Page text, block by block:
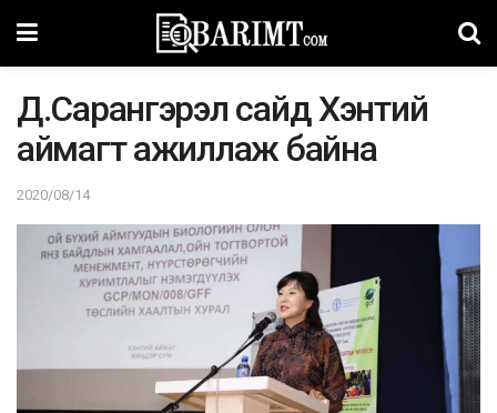
Д.Сарангэрэл сайд Хэнтий
аймагт ажиллаж байна
2020/08/14